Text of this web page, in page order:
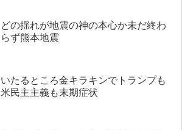
どの揺れが地震の神の本心か未だ終わ
らず熊本地震
いたるところ金キラキンでトランプも
米民主主義も末期症状